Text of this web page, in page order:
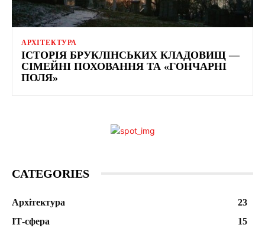
АРХІТЕКТУРА
ІСТОРІЯ БРУКЛІНСЬКИХ КЛАДОВИЩ —
СІМЕЙНІ ПОХОВАННЯ ТА «ГОНЧАРНІ
ПОЛЯ»
CATEGORIES
Архітектура
23
ІТ-сфера
15